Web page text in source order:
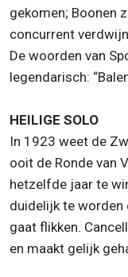
gekomen; Boonen
concurrent
De woorden van
legendarisch:
HEILIGE SOLO
In 1923 weet de
ooit de Ronde van
hetzelfde jaar te
duidelijk te
gaat flikken.
en maakt gelijk